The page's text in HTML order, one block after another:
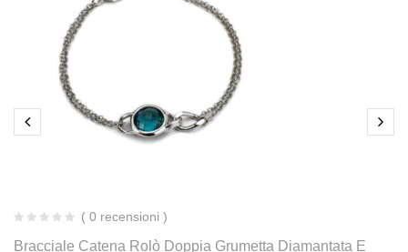
( 0 recensioni )
Bracciale Catena Rolò Doppia Grumetta Diamantata E